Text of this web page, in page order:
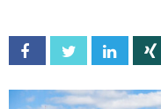
Facebook Twitter Linkedin